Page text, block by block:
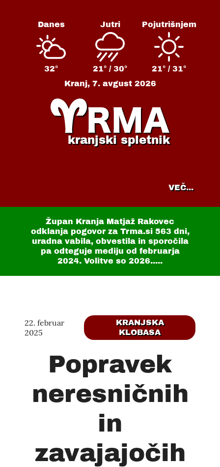
Danes
32°
Jutri
21° / 30°
Pojutrišnjem
21° / 31°
Kranj, 7. avgust 2026
kranjski spletnik
VEČ...
Župan Kranja Matjaž Rakovec
odklanja pogovor za Trma.si 563 dni,
uradna vabila, obvestila in sporočila
pa odteguje mediju od februarja
2024. Volitve so 2026.....
22. februar
2025
KRANJSKA
KLOBASA
Popravek
neresničnih
in
zavajajočih